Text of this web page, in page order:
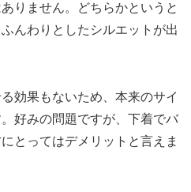
りません。どちらかというと
んわりとしたシルエットが出
効果もないため、本来のサイ
好みの問題ですが、下着でバ
とってはデメリットと言えま